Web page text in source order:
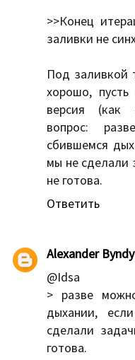
>>Конец
заливки не
Под заливкой
хорошо,
версия (как
вопрос:
сбившемся
мы не сделали
не готова.
Ответить
Alexander
@Idsa
> разве
дыхании,
сделали
готова.